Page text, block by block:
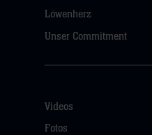
Löwenherz
Unser Commitment
Videos
Fotos